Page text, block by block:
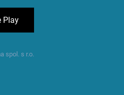
Play
spol. s r.o.